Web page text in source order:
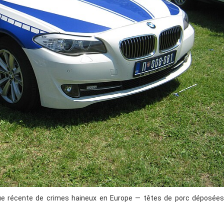
récente de crimes haineux en Europe — têtes de porc déposées